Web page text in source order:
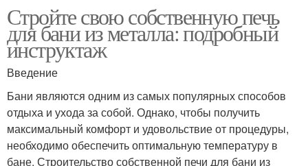
Стройте свою собственную печь
для бани из металла: подробный
инструктаж
Введение
Бани являются одним из самых популярных способов
отдыха и ухода за собой. Однако, чтобы получить
максимальный комфорт и удовольствие от процедуры,
необходимо обеспечить оптимальную температуру в
бане. Строительство собственной печи для бани из